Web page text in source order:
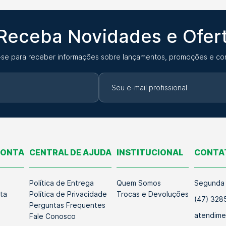
Novidades e
para receber informações sobre lançamentos, promoções e
CENTRAL DE AJUDA
Política de Entrega
Política de Privacidade
Perguntas Frequentes
Fale Conosco
INSTITUCIONAL
Quem Somos
Trocas e Devoluções
(47)